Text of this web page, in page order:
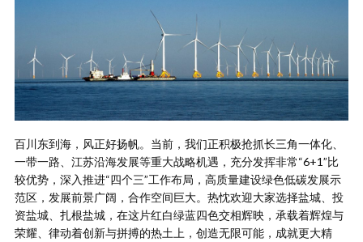
百川东到海，风正好扬帆。当前，我们正积极抢抓长三角一体化、
一带一路、江苏沿海发展等重大战略机遇，充分发挥非常“6+1”比
较优势，深入推进“四个三”工作布局，高质量建设绿色低碳发展示
范区，发展前景广阔，合作空间巨大。热忱欢迎大家选择盐城、投
资盐城、扎根盐城，在这片红白绿蓝四色交相辉映，承载着辉煌与
荣耀、律动着创新与拼搏的热土上，创造无限可能，成就更大精